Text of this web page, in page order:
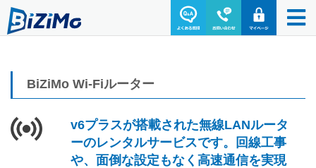
BiZiMo Wi-Fiルーター
v6プラスが搭載された無線LANルータ
ーのレンタルサービスです。回線工事
や、面倒な設定もなく高速通信を実現